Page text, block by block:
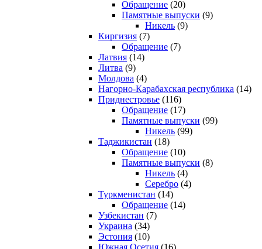
Обращение (20)
Памятные выпуски (9)
Никель (9)
Киргизия (7)
Обращение (7)
Латвия (14)
Литва (9)
Молдова (4)
Нагорно-Карабахская республика (14)
Приднестровье (116)
Обращение (17)
Памятные выпуски (99)
Никель (99)
Таджикистан (18)
Обращение (10)
Памятные выпуски (8)
Никель (4)
Серебро (4)
Туркменистан (14)
Обращение (14)
Узбекистан (7)
Украина (34)
Эстония (10)
Южная Осетия (16)